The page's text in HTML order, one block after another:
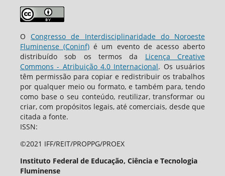
OCongresso de Interdisciplinaridade do Noroeste
Fluminense (Coninf) é um evento de acesso aberto
distribuído sob os termos da Licença Creative
Commons - Atribuição 4.0 Internacional. Os usuários
têm permissão para copiar e redistribuir os trabalhos
por qualquer meio ou formato, e também para, tendo
como base o seu conteúdo, reutilizar, transformar ou
criar, com propósitos legais, até comerciais, desde que
citada a fonte.
ISSN:
©2021 IFF/REIT/PROPPG/PROEX
Instituto Federal de Educação, Ciência e Tecnologia
Fluminense